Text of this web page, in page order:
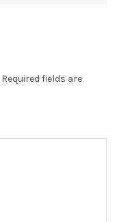
Required fields are